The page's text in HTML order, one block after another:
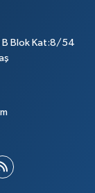
B Blok Kat:8/54